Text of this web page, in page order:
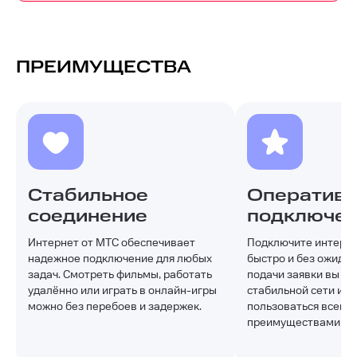
ПРЕИМУЩЕСТВА
Стабильное
соединение
Интернет от МТС обеспечивает
надежное подключение для любых
задач. Смотреть фильмы, работать
удалённо или играть в онлайн-игры
можно без перебоев и задержек.
Подключите
быстро и без
подачи заявки вы
стабильной сети и
пользоваться всеми
преимуществами